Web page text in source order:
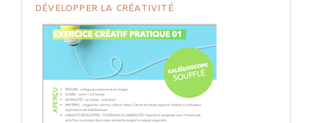
DÉVELOPPER LA CRÉATIVITÉ